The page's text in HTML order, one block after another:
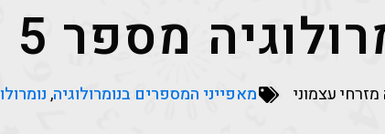
מספר 5
עצמוני מאפייני המספרים בנומרולוגיה,